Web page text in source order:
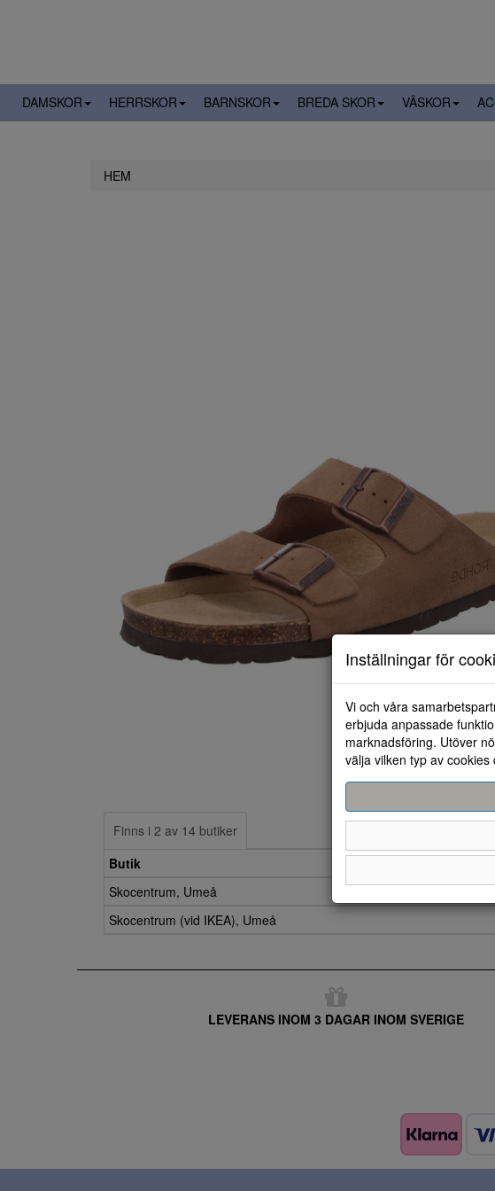
DAMSKOR HERRSKOR BARNSKOR BREDA SKOR VÄSKOR
HEM
Finns i 2 av 14 butiker
Butik
Skocentrum, Umeå
Skocentrum (vid IKEA), Umeå
LEVERANS INOM 3 DAGAR INOM SVERIGE
Inställningar för
Vi och våra
erbjuda anpassade
marknadsföring. Utöver
välja vilken typ av cookies